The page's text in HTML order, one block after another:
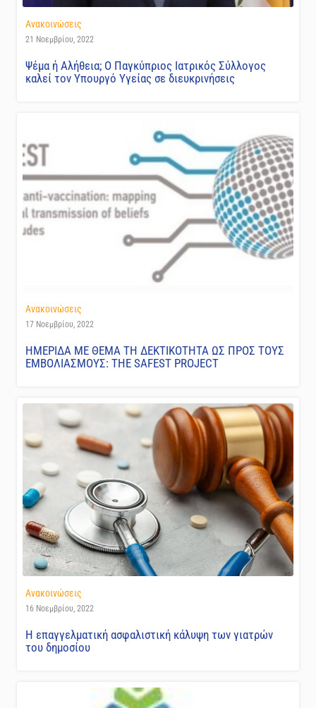
Ανακοινώσεις
21 Νοεμβρίου, 2022
Ψέμα ή Αλήθεια; Ο Παγκύπριος Ιατρικός Σύλλογος
καλεί τον Υπουργό Υγείας σε διευκρινήσεις
Ανακοινώσεις
17 Νοεμβρίου, 2022
ΗΜΕΡΙΔΑ ΜΕ ΘΕΜΑ ΤΗ ΔΕΚΤΙΚΟΤΗΤΑ ΩΣ ΠΡΟΣ ΤΟΥΣ
ΕΜΒΟΛΙΑΣΜΟΥΣ: THE SAFEST PROJECT
Ανακοινώσεις
16 Νοεμβρίου, 2022
Η επαγγελματική ασφαλιστική κάλυψη των γιατρών
του δημοσίου